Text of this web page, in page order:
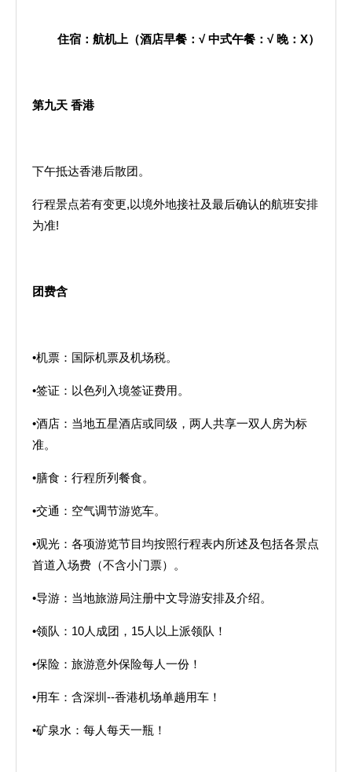
住宿：航机上（酒店早餐： √中式午餐： √ 晚： X）
第九天 香港
下午抵达香港后散团。
行程景点若有变更,以境外地接社及最后确认的航班安排
为准!
团费含
•机票：国际机票及机场税。
•签证：以色列入境签证费用。
•酒店：当地五星酒店或同级，两人共享一双人房为标
准。
•膳食：行程所列餐食。
•交通：空气调节游览车。
•观光：各项游览节目均按照行程表内所述及包括各景点
首道入场费（不含小门票）。
•导游：当地旅游局注册中文导游安排及介绍。
•领队：10人成团，15人以上派领队！
•保险：旅游意外保险每人一份！
•用车：含深圳--香港机场单趟用车！
•矿泉水：每人每天一瓶！